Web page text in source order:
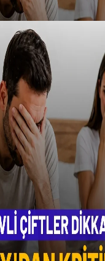
var
7 8 9 10 11 12 13